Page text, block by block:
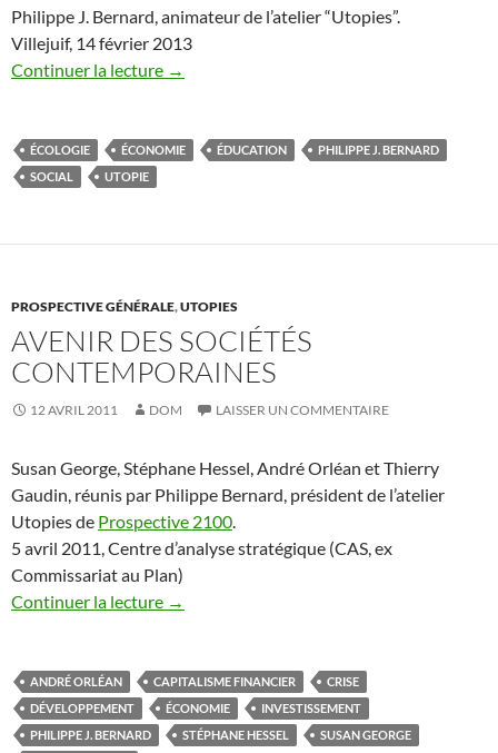
Philippe J. Bernard, animateur de l’atelier “Utopies”.
Villejuif, 14 février 2013
Continuer la lecture →
ÉCOLOGIE ÉCONOMIE ÉDUCATION
PHILIPPE J. BERNARD
SOCIAL
UTOPIE
PROSPECTIVE GÉNÉRALE,UTOPIES
AVENIR DES SOCIÉTÉS
CONTEMPORAINES
12 AVRIL 2011 DOM LAISSER UN COMMENTAIRE
Susan George, Stéphane Hessel, André Orléan et Thierry
Gaudin, réunis par Philippe Bernard, président de l’atelier
Utopies de Prospective 2100.
5 avril 2011, Centre d’analyse stratégique (CAS, ex
Commissariat au Plan)
Continuer la lecture →
ANDRÉ ORLÉAN CAPITALISME FINANCIER
CRISE
DÉVELOPPEMENT
ÉCONOMIE
INVESTISSEMENT
PHILIPPE J. BERNARD
STÉPHANE HESSEL
SUSAN GEORGE